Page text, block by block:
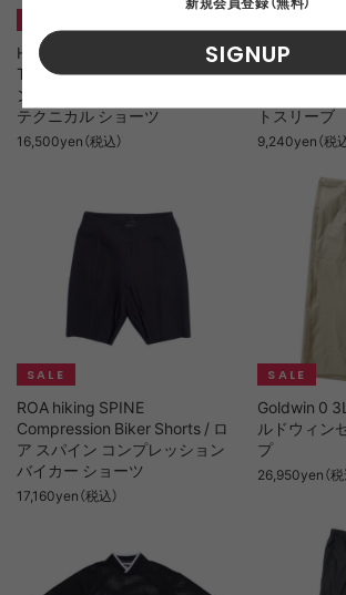
HIKING PATROL ORBIT LT
TECHNICAL SHORTS / ハイキ
ングパトロール オービット LT
テクニカル ショーツ
16,500yen（税込）
HIKING
SHORT
トスリーブ
9,240yen（税
ROA hiking SPINE
Compression Biker Shorts / ロ
ア スパイン コンプレッション
バイカー ショーツ
17,160yen（税込）
Goldwin 0
ルドウィン
プ
26,950yen（税
SIGNUP